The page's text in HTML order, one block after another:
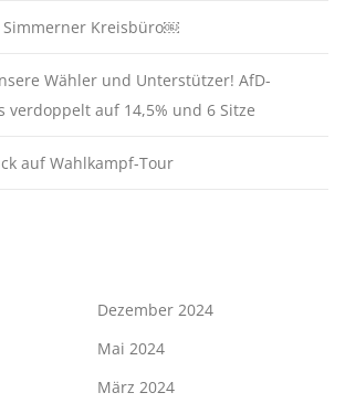
Simmerner Kreisbüro￼
Wähler und Unterstützer! AfD-
verdoppelt auf 14,5% und 6 Sitze
auf Wahlkampf-Tour
Dezember 2024
Mai 2024
März 2024